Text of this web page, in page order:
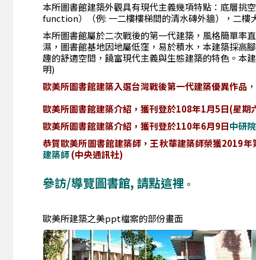
本所圖書館建築外觀具有現代主義幾項特點：底層
function）（例: 一二樓樓梯間的清水磚外牆），二樓
本所圖書館屬於二次戰後的第一代建築，風格簡單率
濕，圖書館基地因地屬低窪，易於積水，本建築採高
趣的舒適空間，饒富現代主義與生態建築的特色。本
明)
歐美所圖書館建築入選台灣戰後第一代建築優異作品 ，
歐美所圖書館建築介紹，獲刊登於108年1月5日(星期
歐美所圖書館建築介紹，獲刊登於110年6月9日中研
恭賀歐美所圖書館建築師， 王秋華建築師榮獲2019年
建築師(中央通訊社)
參訪/導覽圖書館, 請點這裡 。
歐美所建築之美ppt檔案的部份畫面